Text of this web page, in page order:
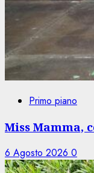
Primo piano
Miss Mamma,
6 Agosto 2026 0